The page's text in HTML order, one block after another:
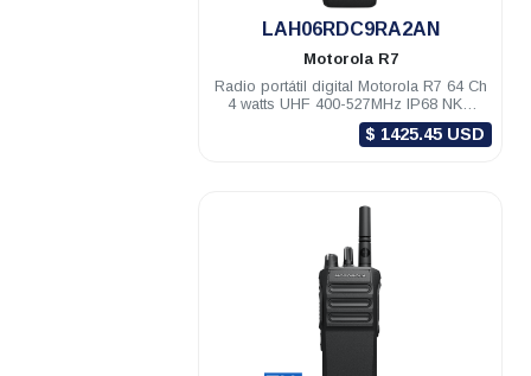
LAH06RDC9RA2AN
Motorola R7
Radio portátil digital Motorola R7 64 Ch
4 watts UHF 400-527MHz IP68 NKP
Habilitado
$ 1425.45 USD